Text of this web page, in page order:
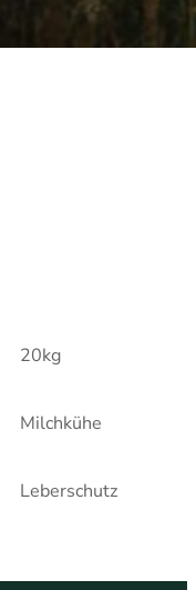
20kg
Milchkühe
Leberschutz